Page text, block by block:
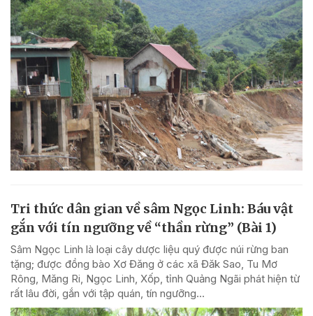
Tri thức dân gian về sâm Ngọc Linh: Báu vật
gắn với tín ngưỡng về “thần rừng” (Bài 1)
Sâm Ngọc Linh là loại cây dược liệu quý được núi rừng ban
tặng; được đồng bào Xơ Đăng ở các xã Đăk Sao, Tu Mơ
Rông, Măng Ri, Ngọc Linh, Xốp, tỉnh Quảng Ngãi phát hiện từ
rất lâu đời, gắn với tập quán, tín ngưỡng...